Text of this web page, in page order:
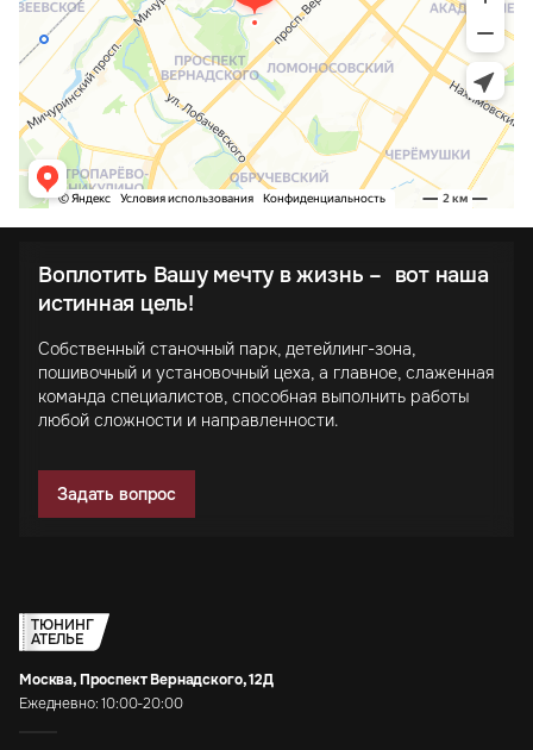
Воплотить Вашу мечту в жизнь – вот наша
истинная цель!
Собственный станочный парк, детейлинг-зона,
пошивочный и установочный цеха, а главное, слаженная
команда специалистов, способная выполнить работы
любой сложности и направленности.
Задать вопрос
ТЮНИНГ
АТЕЛЬЕ
Москва, Проспект Вернадского, 12Д
Ежедневно: 10:00-20:00